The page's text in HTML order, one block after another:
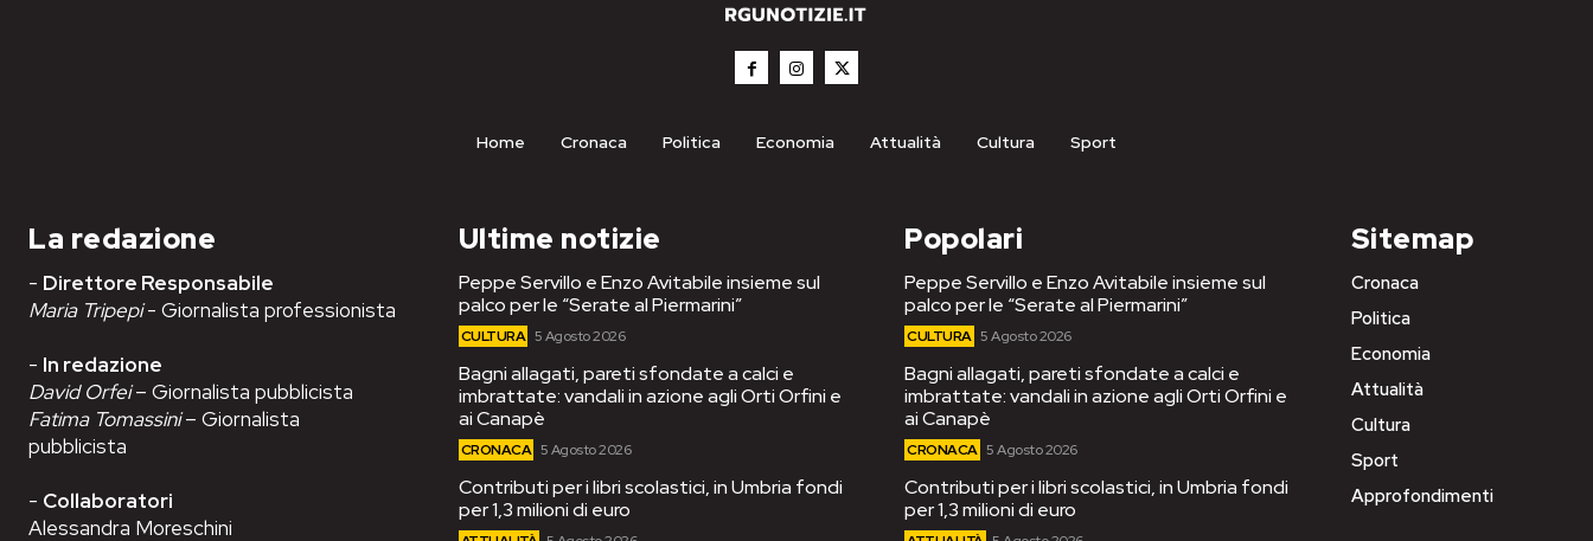
Home Cronaca Politica Economia Attualità Cultura Sport
La redazione
- Direttore Responsabile
Maria Tripepi- Giornalista professionista
- In redazione
David Orfei– Giornalista pubblicista
Fatima Tomassini– Giornalista
pubblicista
- Collaboratori
Alessandra Moreschini
Ultime notizie
Peppe Servillo e Enzo Avitabile insieme sul
palco per le “Serate al Piermarini”
CULTURA 5 Agosto 2026
Bagni allagati, pareti sfondate a calci e
imbrattate: vandali in azione agli Orti Orfini e
ai Canapè
CRONACA 5 Agosto 2026
Contributi per i libri scolastici, in Umbria fondi
per 1,3 milioni di euro
Popolari
Peppe Servillo e Enzo Avitabile insieme sul
palco per le “Serate al Piermarini”
CULTURA 5 Agosto 2026
Bagni allagati, pareti sfondate a calci e
imbrattate: vandali in azione agli Orti Orfini e
ai Canapè
CRONACA 5 Agosto 2026
Contributi per i libri scolastici, in Umbria fondi
per 1,3 milioni di euro
Sitemap
Cronaca
Politica
Economia
Attualità
Cultura
Sport
Approfondimenti